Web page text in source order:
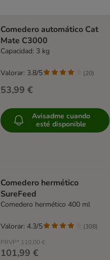
Comedero automático Cat
Mate C3000
Capacidad: 3 kg
53,99 €
Valorar: 3.8/5 (20)
Avisadme cuando
esté disponible
Comedero hermético
SureFeed
Comedero hermético 400 ml
PRVP* 110,00 €
101,99 €
Valorar: 4.3/5 (308)